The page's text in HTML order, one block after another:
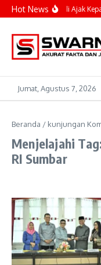
Lewati ke konten
Hot NewsMahyeldi Ajak
Jumat, Agustus 7, 2026
Beranda / kunjungan
Menjelajahi
RI Sumbar